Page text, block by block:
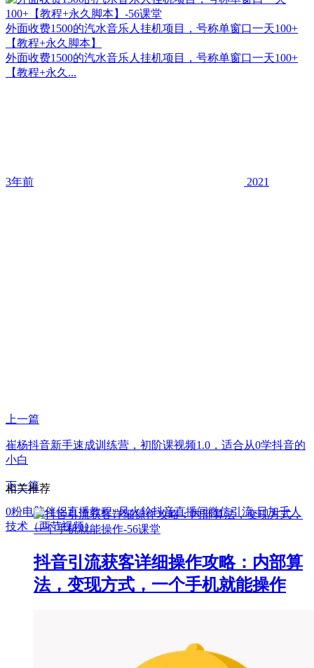
外面收费1500的汽水音乐人挂机项目，号称单窗口一天100+
【教程+永久脚本】
外面收费1500的汽水音乐人挂机项目，号称单窗口一天100+
【教程+永久...
3年前 2021
上一篇
崔杨抖音新手速成训练营，初阶课视频1.0，适合从0学抖音的
小白
下一篇
0粉电脑伴侣直播教程+风火轮抖音直播间微信引流-日加千人
技术（两节视频）
相关推荐
抖音引流获客详细操作攻略：内部算
法，变现方式，一个手机就能操作